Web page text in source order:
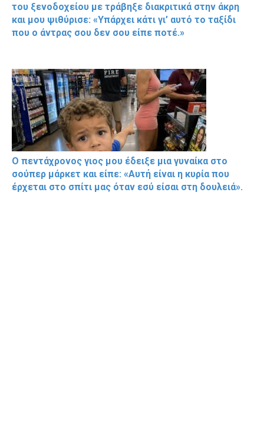
του ξενοδοχείου με τράβηξε διακριτικά στην άκρη
και μου ψιθύρισε: «Υπάρχει κάτι γι’ αυτό το ταξίδι
που ο άντρας σου δεν σου είπε ποτέ.»
Ο πεντάχρονος γιος μου έδειξε μια γυναίκα στο
σούπερ μάρκετ και είπε: «Αυτή είναι η κυρία που
έρχεται στο σπίτι μας όταν εσύ είσαι στη δουλειά».